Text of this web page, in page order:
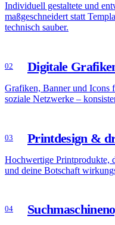
Individuell gestaltete und
maßgeschneidert statt
technisch sauber.
02 Digitale
Grafiken, Banner und Icons
soziale Netzwerke –
03 Printdesign &
Hochwertige Printprodukte,
und deine Botschaft
04